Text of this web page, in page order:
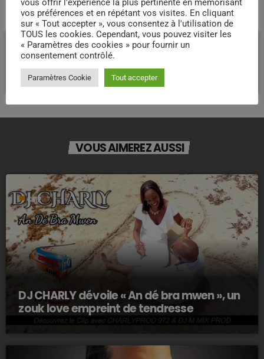
COMMENTAIRES D’ARTICLES (0)
Laisser une réponse
Connectez-vous maintenant
VOUS AIMEREZ AUSSI
labelCLIP
DJ CHARLY dévoile « An dé bra mwen », un
zouk love empreint de tendresse
vous offrir l'expérience la plus pertinente en mémorisant
vos préférences et en répétant vos visites. En cliquant
sur « Tout accepter », vous consentez à l'utilisation de
TOUS les cookies. Cependant, vous pouvez visiter les
« Paramètres des cookies » pour fournir un
consentement contrôlé.
Paramètres Cookie Tout accepter